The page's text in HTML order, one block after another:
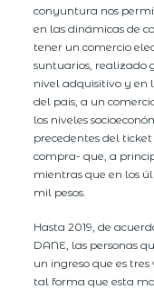
conyuntura nos
en las dinámicas de
tener un comercio
suntuarios, realizado
nivel adquisitivo y en
del pais, a un
los niveles
precedentes del
compra- que, a
mientras que en los
mil pesos.
Hasta 2019, de
DANE, las personas
un ingreso que es
tal forma que esta